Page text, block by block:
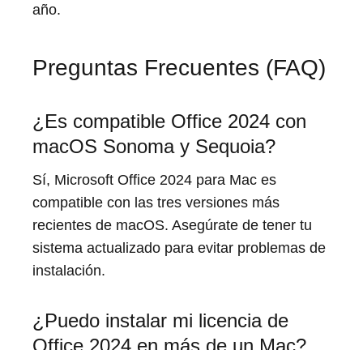
año.
Preguntas Frecuentes (FAQ)
¿Es compatible Office 2024 con
macOS Sonoma y Sequoia?
Sí, Microsoft Office 2024 para Mac es
compatible con las tres versiones más
recientes de macOS. Asegúrate de tener tu
sistema actualizado para evitar problemas de
instalación.
¿Puedo instalar mi licencia de
Office 2024 en más de un Mac?